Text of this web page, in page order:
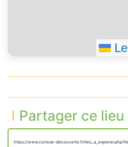
Partager ce lieu
https://www.correze-decouverte.fr/